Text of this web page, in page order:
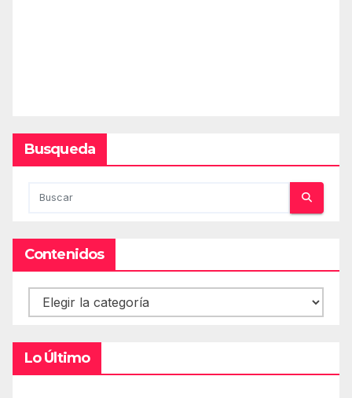
Busqueda
Contenidos
Contenidos
Lo Último